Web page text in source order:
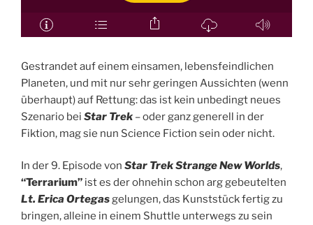
Gestrandet auf einem einsamen, lebensfeindlichen
Planeten, und mit nur sehr geringen Aussichten (wenn
überhaupt) auf Rettung: das ist kein unbedingt neues
Szenario bei Star Trek – oder ganz generell in der
Fiktion, mag sie nun Science Fiction sein oder nicht.
In der 9. Episode von Star Trek Strange New Worlds,
“Terrarium” ist es der ohnehin schon arg gebeutelten
Lt. Erica Ortegasgelungen, das Kunststück fertig zu
bringen, alleine in einem Shuttle unterwegs zu sein